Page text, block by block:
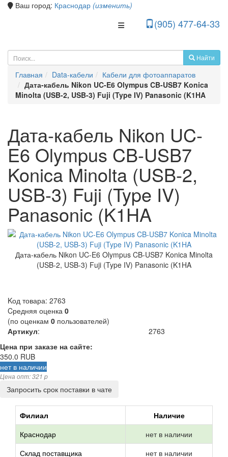
Ваш город: Краснодар (изменить)
(905) 477-64-33
Toggle Navigation
Найти
Главная Data-кабели
Кабели для фотоаппаратов
Дата-кабель Nikon UC-E6 Olympus CB-USB7 Konica
Minolta (USB-2, USB-3) Fuji (Type IV) Panasonic (K1HA
Дата-кабель Nikon UC-
E6 Olympus CB-USB7
Konica Minolta (USB-2,
USB-3) Fuji (Type IV)
Panasonic (K1HA
Дата-кабель Nikon UC-E6 Olympus CB-USB7 Konica Minolta
(USB-2, USB-3) Fuji (Type IV) Panasonic (K1HA
Kод товара: 2763
Cредняя оценка 0
(по оценкам 0 пользователей)
Артикул:
2763
Цена при заказе на сайте:
350.0 RUB
нет в наличии
Цена опт: 321 p
Запросить срок поставки в чате
Филиал
Наличие
Краснодар
нет в наличии
Склад поставщика
нет в наличии